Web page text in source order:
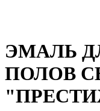
ЭМАЛЬ
ПОЛОВ